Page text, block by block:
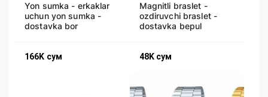
Yon sumka - erkaklar
uchun yon sumka -
dostavka bor
166K сум
Magnitli braslet -
ozdiruvchi braslet -
dostavka bepul
48K сум